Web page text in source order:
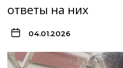
ответы на них
04.01.2026